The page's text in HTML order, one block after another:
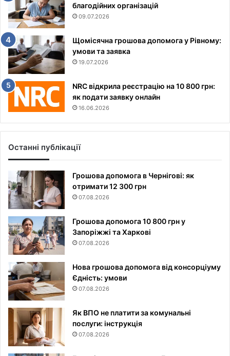
благодійних організацій
09.07.2026
Щомісячна грошова допомога у Рівному:
умови та заявка
19.07.2026
NRC відкрила реєстрацію на 10 800 грн:
як подати заявку онлайн
16.06.2026
Останні публікації
Грошова допомога в Чернігові: як
отримати 12 300 грн
07.08.2026
Грошова допомога 10 800 грн у
Запоріжжі та Харкові
07.08.2026
Нова грошова допомога від консорціуму
Єдність: умови
07.08.2026
Як ВПО не платити за комунальні
послуги: інструкція
07.08.2026